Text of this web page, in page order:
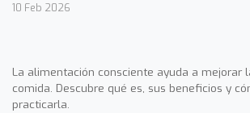
10 Feb 2026
La alimentación consciente ayuda a mejorar
comida. Descubre qué es, sus beneficios y
practicarla.